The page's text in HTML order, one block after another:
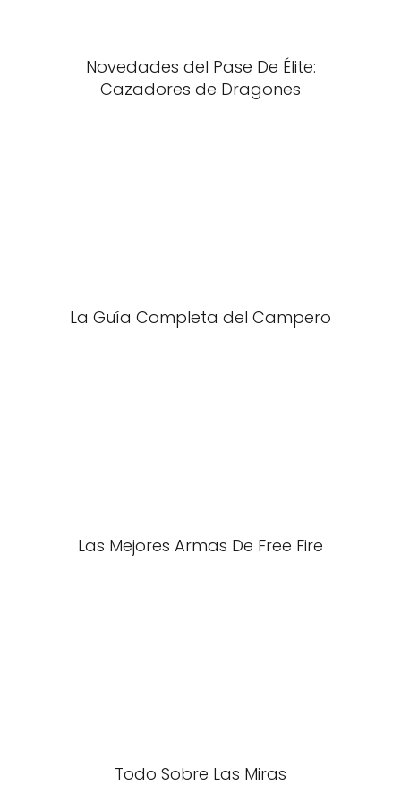
Novedades del Pase De Élite:
Cazadores de Dragones
La Guía Completa del Campero
Las Mejores Armas De Free Fire
Todo Sobre Las Miras